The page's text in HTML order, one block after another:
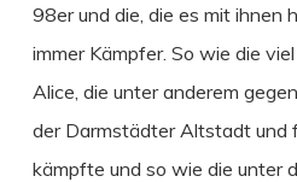
98er und die, die es mit ihnen
immer Kämpfer. So wie die
Alice, die unter anderem
der Darmstädter Altstadt und
kämpfte und so wie die unter